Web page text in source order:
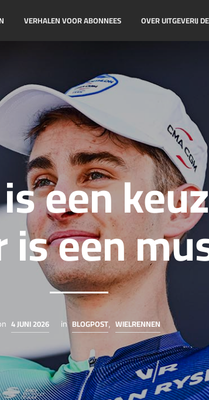
VERHALEN VOOR ABONNEES OVER UITGEVERIJ
een
is een
4 JUNI 2026 in BLOGPOST WIELRENNEN